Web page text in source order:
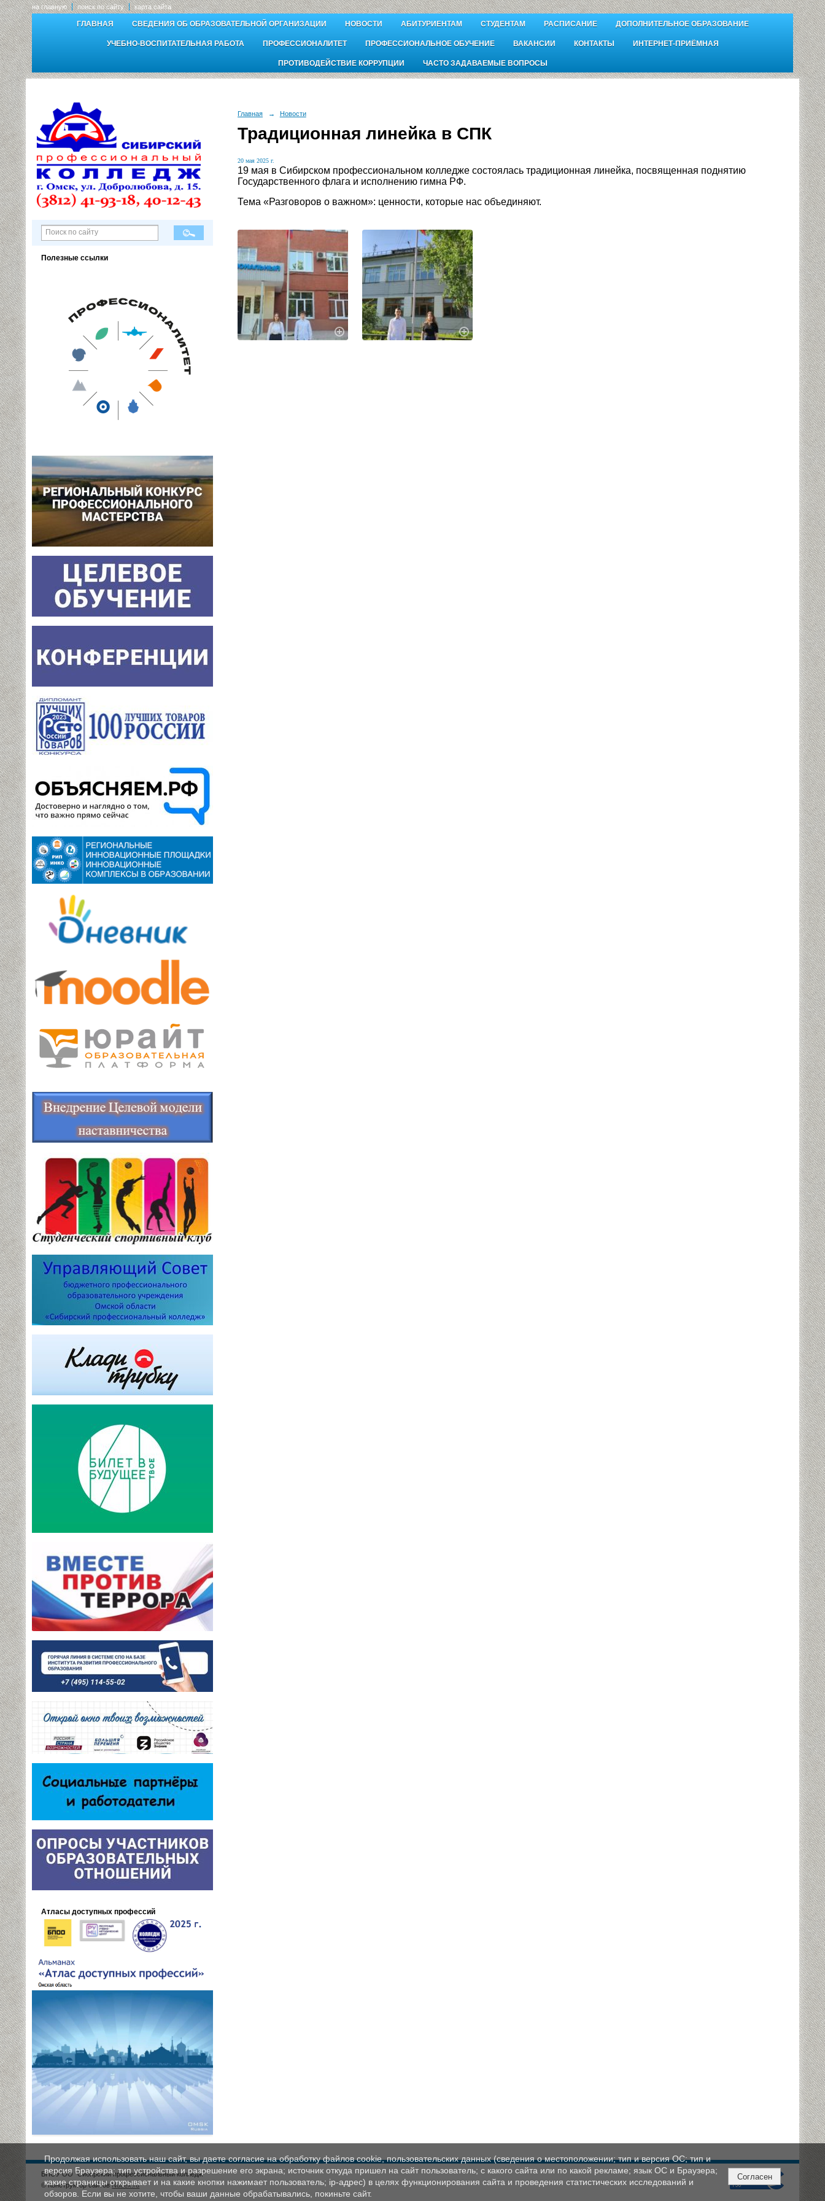
на главную поиск по сайту карта сайта
ГЛАВНАЯ СВЕДЕНИЯ ОБ ОБРАЗОВАТЕЛЬНОЙ ОРГАНИЗАЦИИ НОВОСТИ АБИТУРИЕНТАМ СТУДЕНТАМ РАСПИСАНИЕ ДОПОЛНИТЕЛЬНОЕ ОБРАЗОВАНИЕ
УЧЕБНО-ВОСПИТАТЕЛЬНАЯ РАБОТА ПРОФЕССИОНАЛИТЕТ ПРОФЕССИОНАЛЬНОЕ ОБУЧЕНИЕ ВАКАНСИИ КОНТАКТЫ ИНТЕРНЕТ-ПРИЁМНАЯ
ПРОТИВОДЕЙСТВИЕ КОРРУПЦИИ ЧАСТО ЗАДАВАЕМЫЕ ВОПРОСЫ
Полезные ссылки
Атласы доступных профессий
Главная → Новости
Традиционная линейка в СПК
20 мая 2025 г.
19 мая в Сибирском профессиональном колледже состоялась традиционная линейка, посвященная поднятию
Государственного флага и исполнению гимна РФ.
Тема «Разговоров о важном»: ценности, которые нас объединяют.
БПОУ ОО "Сибирский профессиональный колледж"
© Конструктор сайтовNubex.ru
Продолжая использовать наш сайт, вы даете согласие на обработку файлов cookie, пользовательских данных (сведения о местоположении; тип и версия ОС; тип и
версия Браузера; тип устройства и разрешение его экрана; источник откуда пришел на сайт пользователь; с какого сайта или по какой рекламе; язык ОС и Браузера;
какие страницы открывает и на какие кнопки нажимает пользователь; ip-адрес) в целях функционирования сайта и проведения статистических исследований и
обзоров. Если вы не хотите, чтобы ваши данные обрабатывались, покиньте сайт.
Согласен